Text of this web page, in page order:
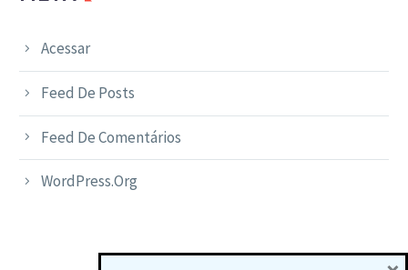
Acessar
Feed De Posts
Feed De Comentários
WordPress.org